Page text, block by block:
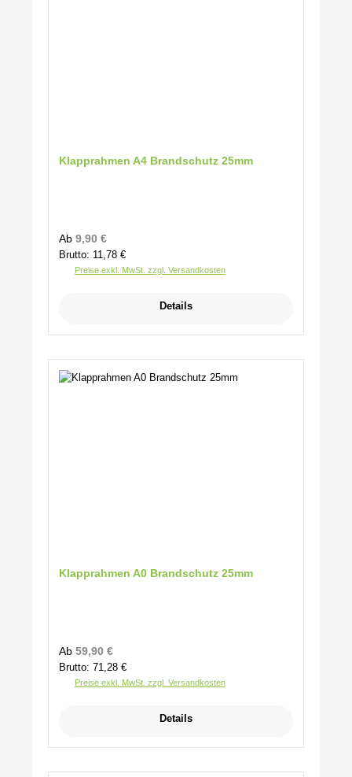
Klapprahmen A4 Brandschutz 25mm
Regulärer Preis:
Ab 9,90 €
Brutto: 11,78 €
Preise exkl. MwSt. zzgl. Versandkosten
Details
Klapprahmen A0 Brandschutz 25mm
Regulärer Preis:
Ab 59,90 €
Brutto: 71,28 €
Preise exkl. MwSt. zzgl. Versandkosten
Details